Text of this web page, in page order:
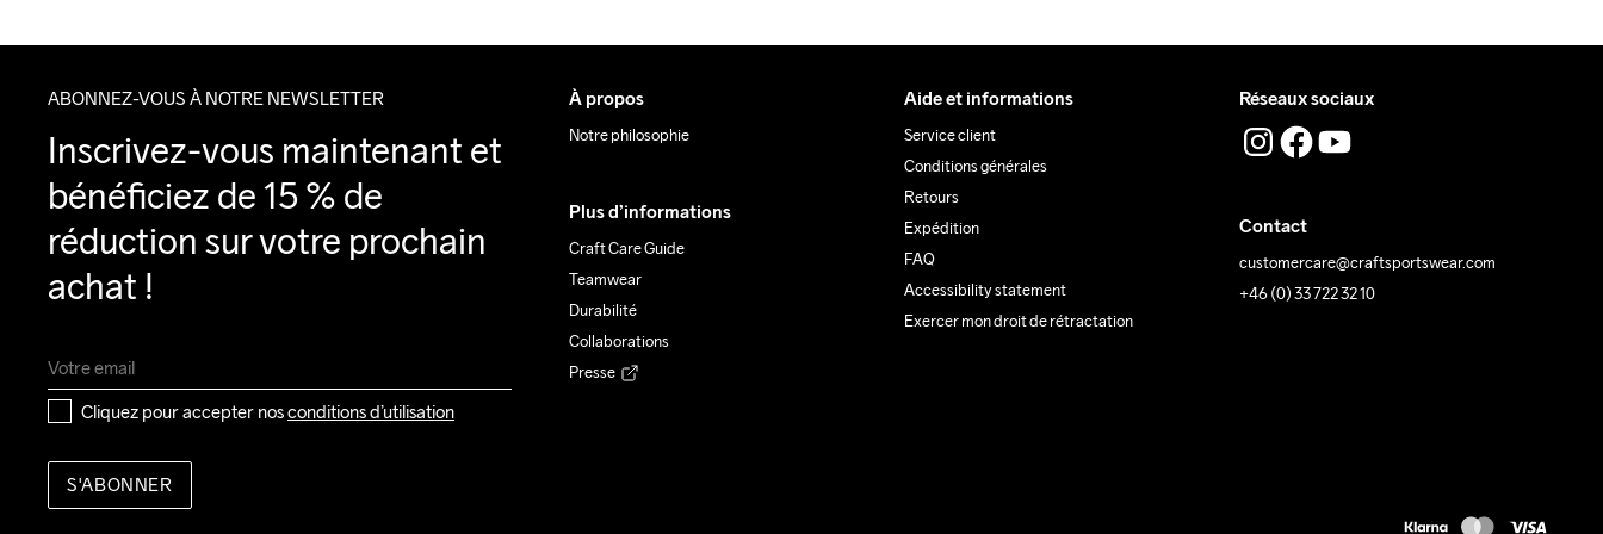
ABONNEZ-VOUS À NOTRE NEWSLETTER
Inscrivez-vous maintenant et
bénéficiez de 15 % de
réduction sur votre prochain
achat !
Cliquez pour accepter nos conditions d’utilisation
S'ABONNER
À propos
Notre philosophie
Plus d’informations
Craft Care Guide
Teamwear
Durabilité
Collaborations
Presse
Aide et informations
Service client
Conditions générales
Retours
Expédition
FAQ
Accessibility statement
Exercer mon droit de rétractation
Réseaux sociaux
Contact
customercare@craftsportswear.com
+46 (0) 33 722 32 10